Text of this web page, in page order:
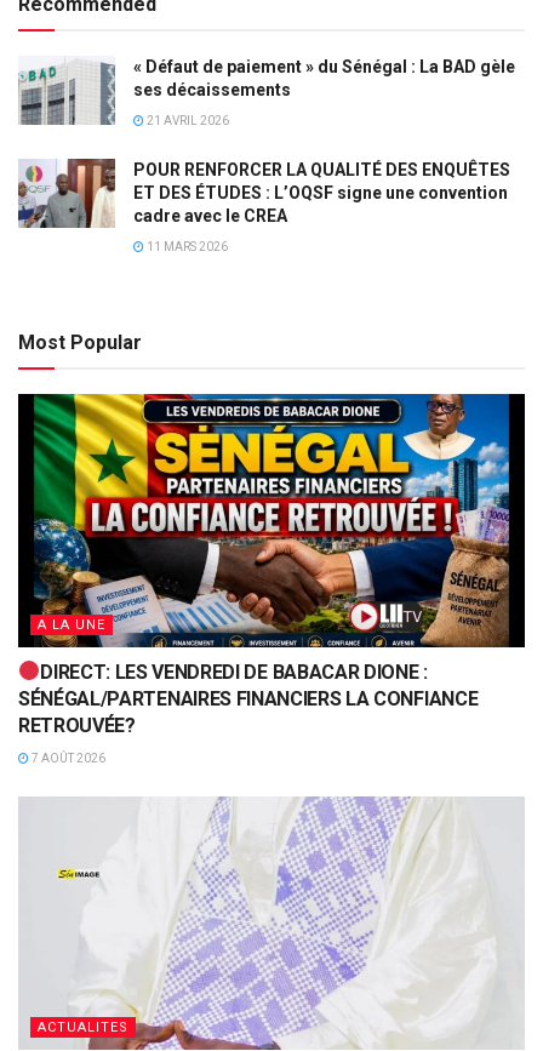
« Défaut de paiement » du Sénégal : La BAD gèle
ses décaissements
21 AVRIL 2026
POUR RENFORCER LA QUALITÉ DES ENQUÊTES
ET DES ÉTUDES : L’OQSF signe une convention
cadre avec le CREA
11 MARS 2026
Most Popular
A LA UNE
DIRECT: LES VENDREDI DE BABACAR DIONE :
SÉNÉGAL/PARTENAIRES FINANCIERS LA CONFIANCE
RETROUVÉE?
7 AOÛT 2026
ACTUALITES